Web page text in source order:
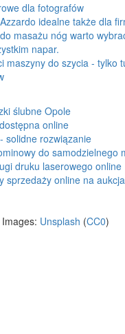
dla fotografów
idealne także dla
masażu nóg warto
napar.
maszyny do szycia - tylko
ślubne Opole
online
solidne rozwiązanie
do samodzielnego
druku laserowego online
sprzedaży online na
Images: Unsplash (CC0)